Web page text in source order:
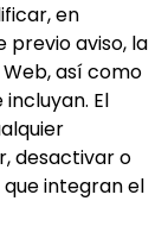
en
previo aviso, la
así como
El
desactivar o
integran el